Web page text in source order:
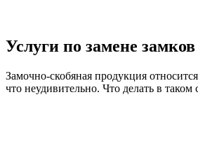
Услуги по замене
Замочно-скобяная продукция
что неудивительно. Что делать в